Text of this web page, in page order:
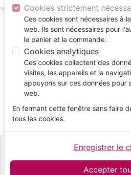
Accueil
Livres
Une vie centrée sur
selon le coeur de Dieu
Une vie centrée sur
Devenir un disciple
Tim Chester
RéférenceBLF7036 EAN
BLF
Cookies strictement
Ces cookies sont nécessaires à
web. Ils sont nécessaires pour
le panier et la commande.
Cookies analytiques
Ces cookies collectent des
visites, les appareils et la
appuyons sur ces données pour
web.
En fermant cette fenêtre sans faire
tous les cookies.
Accepter
Enregistrer le